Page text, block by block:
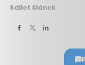
Sdílet článek